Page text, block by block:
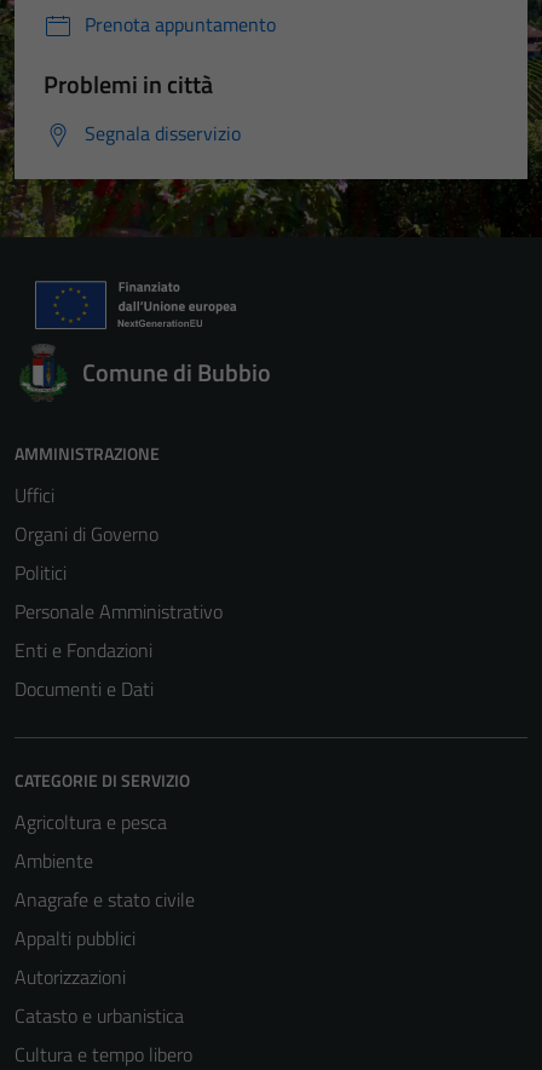
Prenota appuntamento
Problemi in città
Segnala disservizio
Comune di Bubbio
AMMINISTRAZIONE
Uffici
Organi di Governo
Politici
Personale Amministrativo
Enti e Fondazioni
Documenti e Dati
CATEGORIE DI SERVIZIO
Agricoltura e pesca
Ambiente
Anagrafe e stato civile
Appalti pubblici
Autorizzazioni
Catasto e urbanistica
Cultura e tempo libero